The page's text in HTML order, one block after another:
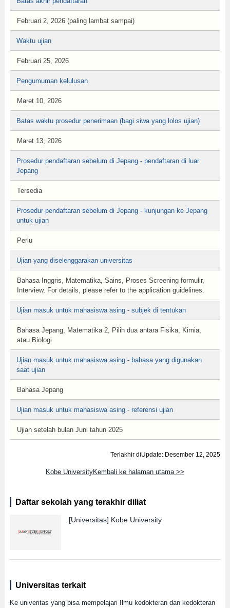
Februari 2, 2026 (paling lambat sampai)
Waktu ujian
Februari 25, 2026
Pengumuman kelulusan
Maret 10, 2026
Batas waktu prosedur penerimaan (bagi siwa yang lolos ujian)
Maret 13, 2026
Prosedur pendaftaran sebelum di Jepang - pendaftaran di luar
Jepang
Tersedia
Prosedur pendaftaran sebelum di Jepang - kunjungan ke Jepang
untuk ujian
Perlu
Ujian yang diselenggarakan universitas
Bahasa Inggris, Matematika, Sains, Proses Screening formulir,
Interview, For details, please refer to the application guidelines.
Ujian masuk untuk mahasiswa asing - subjek di tentukan
Bahasa Jepang, Matematika 2, Pilih dua antara Fisika, Kimia,
atau Biologi
Ujian masuk untuk mahasiswa asing - bahasa yang digunakan
saat ujian
Bahasa Jepang
Ujian masuk untuk mahasiswa asing - referensi ujian
Ujian setelah bulan Juni tahun 2025
Terlakhir diUpdate: Desember 12, 2025
Kobe UniversityKembali ke halaman utama >>
Daftar sekolah yang terakhir diliat
[Universitas] Kobe University
Universitas terkait
Ke univeritas yang bisa mempelajari Ilmu kedokteran dan kedokteran